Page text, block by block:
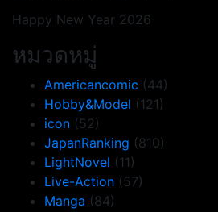
Happy New Year 2026
หมวดหมู่
Americancomic (44)
Hobby&Model (121)
icon (52)
JapanRanking (810)
LightNovel (11)
Live-Action (57)
Manga (84)